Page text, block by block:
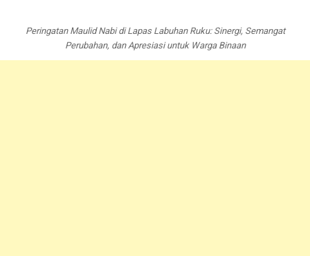
Peringatan Maulid Nabi di Lapas Labuhan Ruku: Sinergi, Semangat
Perubahan, dan Apresiasi untuk Warga Binaan